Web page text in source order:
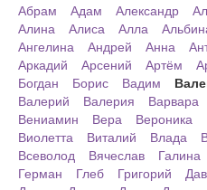
Абрам Адам Александр
Алина
Алиса Алла
Ангелина
Андрей Анна
Аркадий
Арсений Артём
Богдан
Борис Вадим
Валерий
Валерия Варвара
Вениамин
Вера Вероника
Виолетта
Виталий Влада
Всеволод
Вячеслав Галина
Герман
Глеб Григорий